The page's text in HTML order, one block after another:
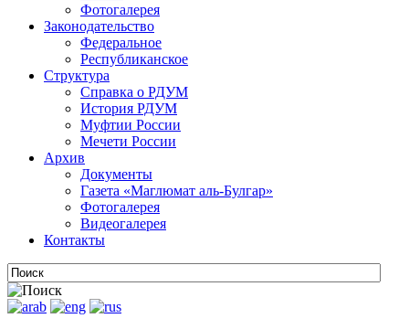
Фотогалерея
Законодательство
Федеральное
Республиканское
Структура
Справка о РДУМ
История РДУМ
Муфтии России
Мечети России
Архив
Документы
Газета «Маглюмат аль-Булгар»
Фотогалерея
Видеогалерея
Контакты